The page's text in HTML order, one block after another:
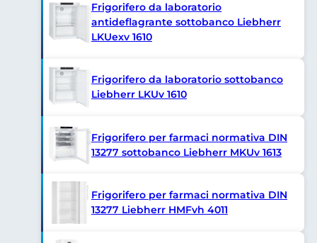
Frigorifero da laboratorio
antideflagrante sottobanco Liebherr
LKUexv 1610
Frigorifero da laboratorio sottobanco
Liebherr LKUv 1610
Frigorifero per farmaci normativa DIN
13277 sottobanco Liebherr MKUv 1613
Frigorifero per farmaci normativa DIN
13277 Liebherr HMFvh 4011